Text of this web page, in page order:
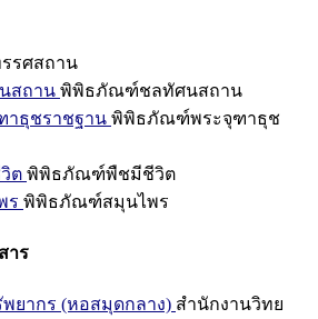
รศสถาน
สถาน พิพิธภัณฑ์ชลทัศนสถาน
ธุชราชฐาน พิพิธภัณฑ์พระจุฑาธุช
ต พิพิธภัณฑ์พืชมีชีวิต
ร พิพิธภัณฑ์สมุนไพร
าร
ยากร (หอสมุดกลาง) สำนักงานวิทย